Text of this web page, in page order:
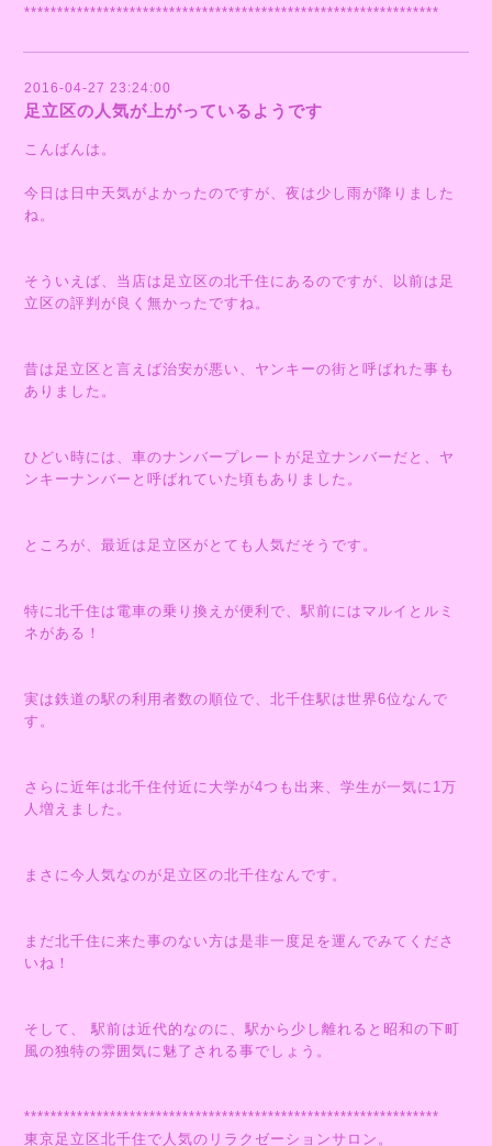
***************************************************************
2016-04-27 23:24:00
足立区の人気が上がっているようです
こんばんは。
今日は日中天気がよかったのですが、夜は少し雨が降りました
ね。
そういえば、当店は足立区の北千住にあるのですが、以前は足
立区の評判が良く無かったですね。
昔は足立区と言えば治安が悪い、ヤンキーの街と呼ばれた事も
ありました。
ひどい時には、車のナンバープレートが足立ナンバーだと、ヤ
ンキーナンバーと呼ばれていた頃もありました。
ところが、最近は足立区がとても人気だそうです。
特に北千住は電車の乗り換えが便利で、駅前にはマルイとルミ
ネがある！
実は鉄道の駅の利用者数の順位で、北千住駅は世界6位なんで
す。
さらに近年は北千住付近に大学が4つも出来、学生が一気に1万
人増えました。
まさに今人気なのが足立区の北千住なんです。
まだ北千住に来た事のない方は是非一度足を運んでみてくださ
いね！
そして、 駅前は近代的なのに、駅から少し離れると昭和の下町
風の独特の雰囲気に魅了される事でしょう。
***************************************************************
東京足立区北千住で人気のリラクゼーションサロン。